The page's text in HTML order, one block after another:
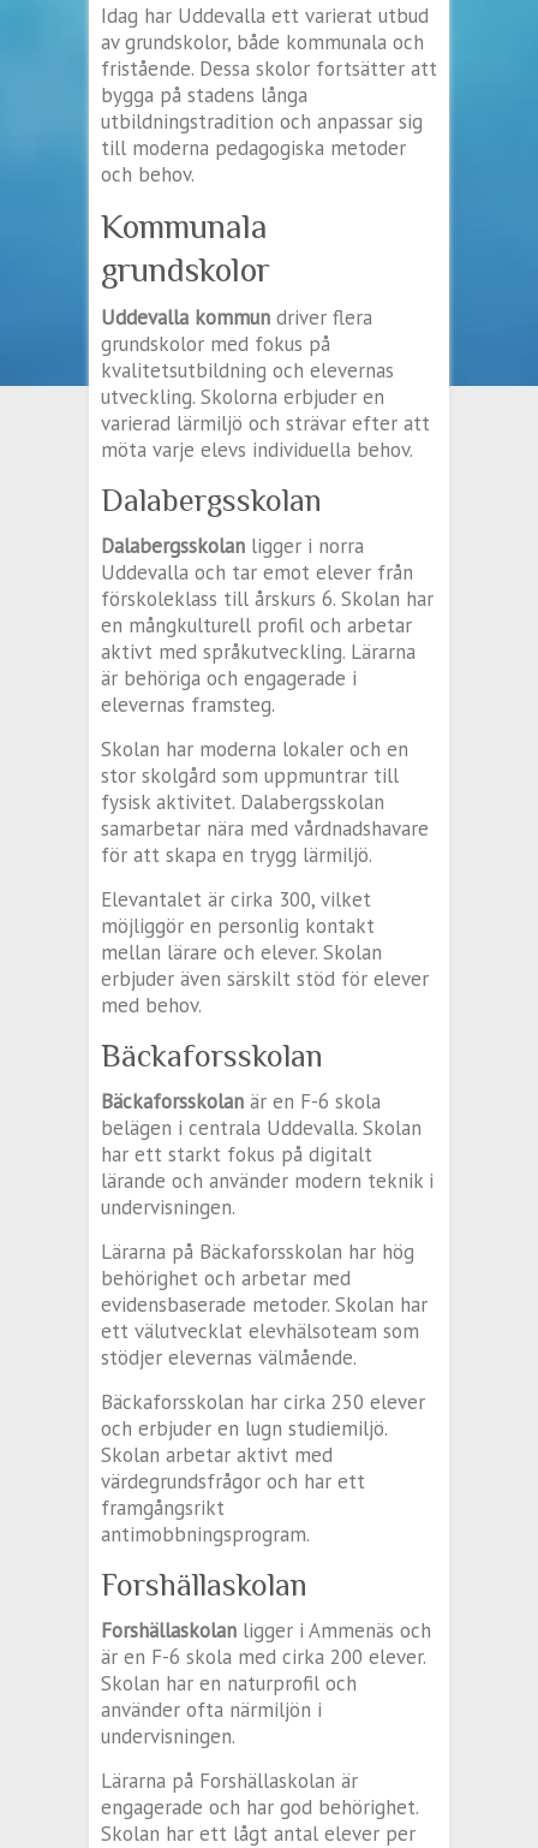
Idag har Uddevalla ett varierat utbud
av grundskolor, både kommunala och
fristående. Dessa skolor fortsätter att
bygga på stadens långa
utbildningstradition och anpassar sig
till moderna pedagogiska metoder
och behov.
Kommunala
grundskolor
Uddevalla kommun driver flera
grundskolor med fokus på
kvalitetsutbildning och elevernas
utveckling. Skolorna erbjuder en
varierad lärmiljö och strävar efter att
möta varje elevs individuella behov.
Dalabergsskolan
Dalabergsskolan ligger i norra
Uddevalla och tar emot elever från
förskoleklass till årskurs 6. Skolan har
en mångkulturell profil och arbetar
aktivt med språkutveckling. Lärarna
är behöriga och engagerade i
elevernas framsteg.
Skolan har moderna lokaler och en
stor skolgård som uppmuntrar till
fysisk aktivitet. Dalabergsskolan
samarbetar nära med vårdnadshavare
för att skapa en trygg lärmiljö.
Elevantalet är cirka 300, vilket
möjliggör en personlig kontakt
mellan lärare och elever. Skolan
erbjuder även särskilt stöd för elever
med behov.
Bäckaforsskolan
Bäckaforsskolan är en F-6 skola
belägen i centrala Uddevalla. Skolan
har ett starkt fokus på digitalt
lärande och använder modern teknik i
undervisningen.
Lärarna på Bäckaforsskolan har hög
behörighet och arbetar med
evidensbaserade metoder. Skolan har
ett välutvecklat elevhälsoteam som
stödjer elevernas välmående.
Bäckaforsskolan har cirka 250 elever
och erbjuder en lugn studiemiljö.
Skolan arbetar aktivt med
värdegrundsfrågor och har ett
framgångsrikt
antimobbningsprogram.
Forshällaskolan
Forshällaskolan ligger i Ammenäs och
är en F-6 skola med cirka 200 elever.
Skolan har en naturprofil och
använder ofta närmiljön i
undervisningen.
Lärarna på Forshällaskolan är
engagerade och har god behörighet.
Skolan har ett lågt antal elever per